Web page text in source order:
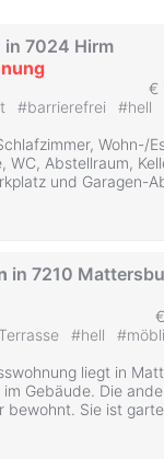
in 7024 Hirm
€
#barrierefrei #hell
Wohn-/
WC, Abstellraum,
und Garagen-
in 7210
Terrasse #hell #
liegt in
Gebäude. Die
bewohnt. Sie ist